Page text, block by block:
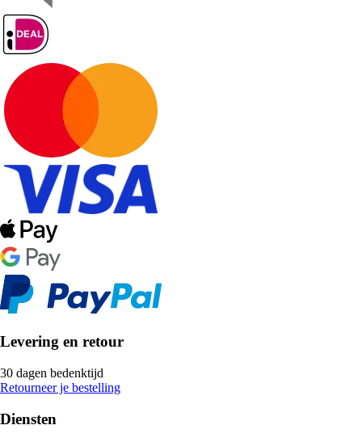
Levering en retour
30 dagen bedenktijd
Retourneer je bestelling
Diensten